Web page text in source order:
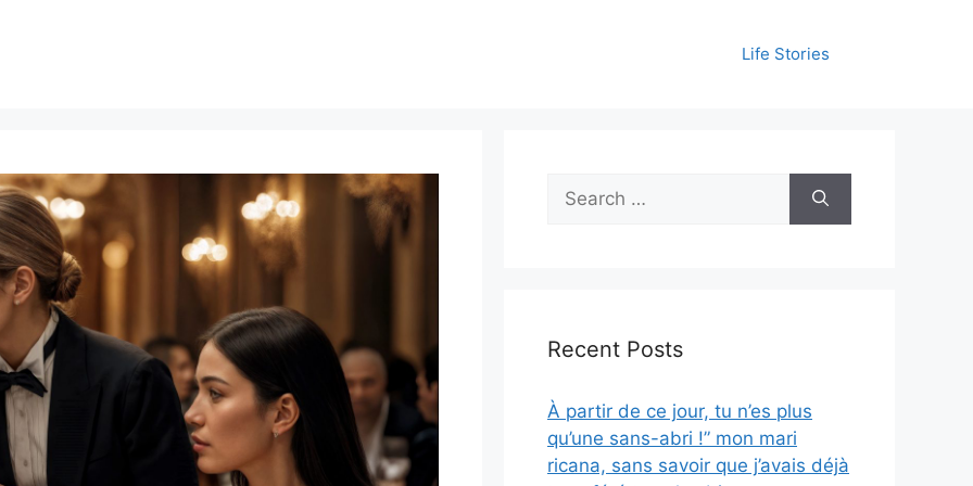
Life Stories
Search
for:
Recent Posts
À partir de ce jour, tu n’es plus
qu’une sans-abri !” mon mari
ricana, sans savoir que j’avais déjà